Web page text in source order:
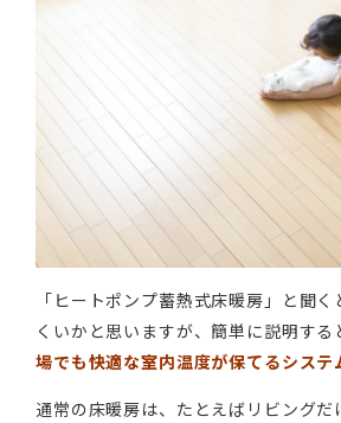
「ヒートポンプ蓄熱式床暖房」と聞
くいかと思いますが、簡単に説明する
場でも快適な室内温度が保てるシステ
通常の床暖房は、たとえばリビングだ